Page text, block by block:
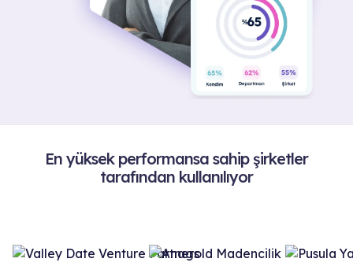
En yüksek performansa sahip şirketler
tarafından kullanılıyor